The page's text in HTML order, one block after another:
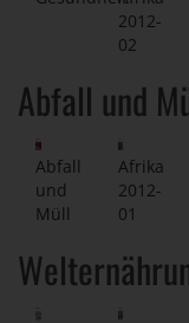
2012-
02
Abfall und
Abfall
und
Müll
Afrika
2012-
01